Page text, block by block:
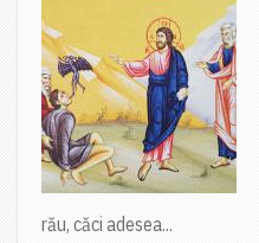
rău, căci adesea...